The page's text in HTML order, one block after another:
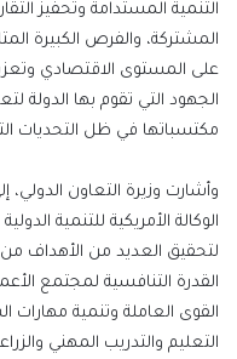
التنمية المستدامة وتحفيز
المشتركة، والفرص الكبيرة
على المستوى الاقتصادي
الجهود التي تقوم بها الدولة
مكتسباتها في ظل التحديات
وأشارت وزيرة التعاون الدولي،
الوكالة الأمريكية للتنمية
لتحقيق العديد من الأهداف من
القدرة التنافسية لمجتمع
القوى العاملة وتنمية مهارات
التعليم والتدريب المهني